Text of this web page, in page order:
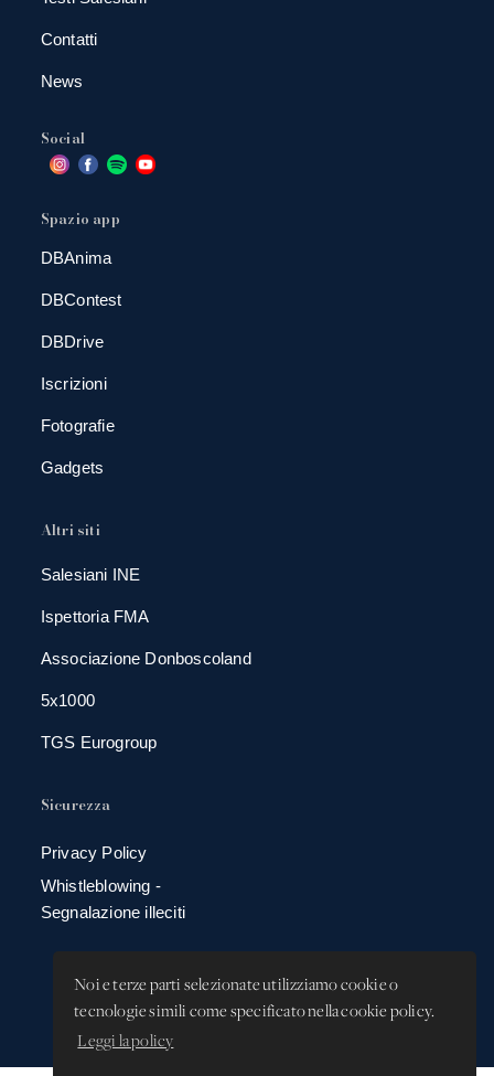
Noi e terze parti selezionate utilizziamo cookie o
tecnologie simili come specificato nella cookie policy.
Leggi la policy
Contatti
News
Social
Spazio app
DBAnima
DBContest
DBDrive
Iscrizioni
Fotografie
Gadgets
Altri siti
Salesiani INE
Ispettoria FMA
Associazione Donboscoland
5x1000
TGS Eurogroup
Sicurezza
Privacy Policy
Whistleblowing -
Segnalazione illeciti